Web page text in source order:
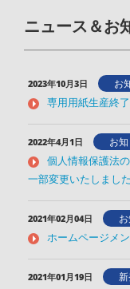
ニュース＆お
2023年10月3日 お
専用用紙生産終
2022年4月1日 お
個人情報保護法
一部変更いたしました
2021年02月04日
ホームページメ
2021年01月19日